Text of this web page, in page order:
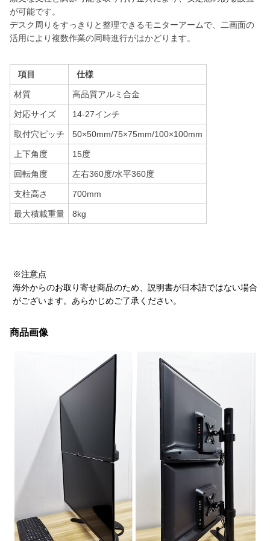
が可能です。
デスク周りをすっきりと整理できるモニターアームで、二画面の
活用により複数作業の同時進行がはかどります。
項目 仕様
材質 高品質アルミ合金
対応サイズ 14-27インチ
取付穴ピッチ 50×50mm/75×75mm/100×100mm
上下角度 15度
回転角度 左右360度/水平360度
支柱高さ 700mm
最大積載重量 8kg
※注意点
海外からのお取り寄せ商品のため、説明書が日本語ではない場合
がございます。あらかじめご了承ください。
商品画像